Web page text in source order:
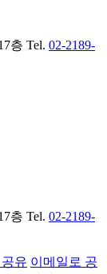
층 Tel. 02-2189-
층 Tel. 02-2189-
유 이메일로 공